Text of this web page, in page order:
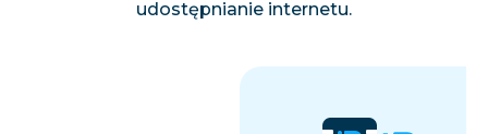
udostępnianie internetu.